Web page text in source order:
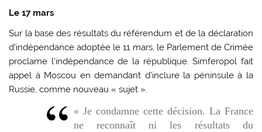
Le 17 mars
Sur la base des résultats du référendum et de la déclaration
d’indépendance adoptée le 11 mars, le Parlement de Crimée
proclame l’indépendance de la république. Simferopol fait
appel à Moscou en demandant d’inclure la péninsule à la
Russie, comme nouveau « sujet ».
« Je condamne cette décision. La France
ne reconnaît ni les résultats du